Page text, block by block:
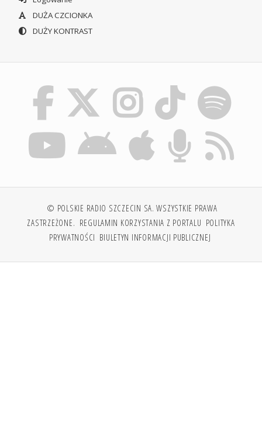
DUŻA CZCIONKA
DUŻY KONTRAST
© POLSKIE RADIO SZCZECIN SA. WSZYSTKIE PRAWA
ZASTRZEŻONE. REGULAMIN KORZYSTANIA Z PORTALU POLITYKA
PRYWATNOŚCI BIULETYN INFORMACJI PUBLICZNEJ